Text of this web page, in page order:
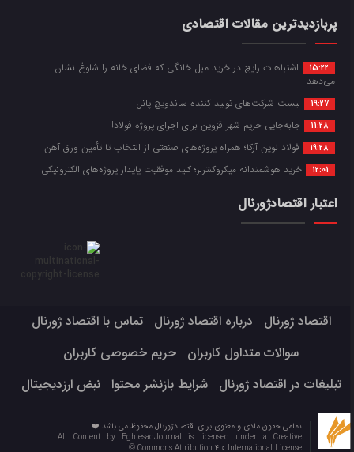
پربازدیدترین مقالات اقتصادی
15:22
اشتباهات رایج در خرید مبل خانگی که فضای خانه را شلوغ نشان
می‌دهد
19:27 لیست شرکت‌های تولید کننده ساندویچ پانل
11:28 جابه‌جایی حریم شهر قزوین برای اجرای پروژه فولاد!
19:28 فولاد نوین آرکا؛ همراه پروژه‌های صنعتی از انتخاب تا تأمین ورق آهن
12:01 خرید هوشمندانه میکروکنترلر؛ کلید موفقیت پایدار پروژه‌های الکترونیکی
اعتبار اقتصادژورنال
اقتصاد ژورنال درباره اقتصاد ژورنال
تماس با اقتصاد ژورنال
سوالات متداول کاربران
حریم خصوصی کاربران
تبلیغات در اقتصاد ژورنال
شرایط بازنشر محتوا نبض ارزدیجیتال
تمامی حقوق مادی و معنوی برای اقتصادژورنال محفوظ می باشد ❤️
All Content by EghtesadJournal is licensed under a Creative
Commons Attribution 4.0 International License ©️